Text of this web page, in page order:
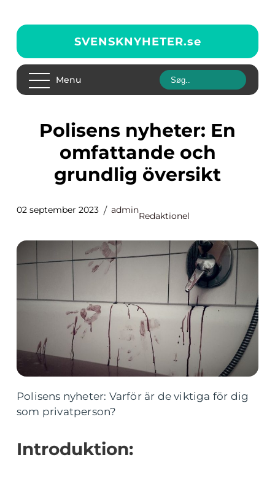
SVENSKNYHETER.se
Menu
Polisens nyheter: En
omfattande och
grundlig översikt
02 september 2023 admin
Redaktionel
Polisens nyheter: Varför är de viktiga för dig
som privatperson?
Introduktion: